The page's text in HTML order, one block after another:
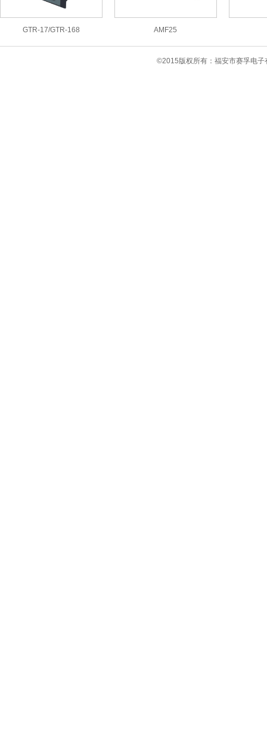
GTR-17/GTR-168 AMF25
©2015版权所有：福安市赛孚电